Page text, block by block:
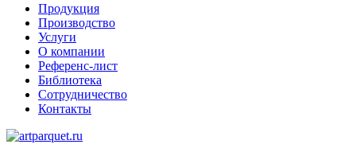
Продукция
Производство
Услуги
О компании
Референс-лист
Библиотека
Сотрудничество
Контакты